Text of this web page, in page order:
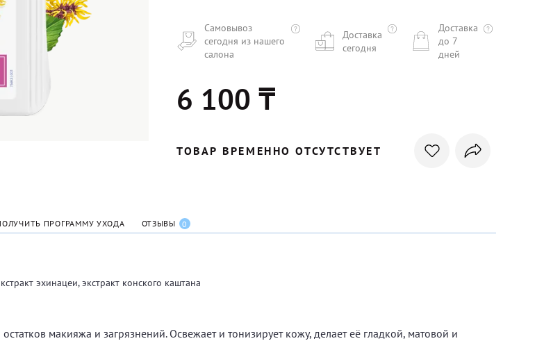
Самовывоз
сегодня из нашего
салона
Доставка
сегодня
Доставка
до 7
дней
6 100 ₸
ТОВАР ВРЕМЕННО ОТСУТСТВУЕТ
ПРОГРАММУ УХОДА ОТЗЫВЫ 0
эхинацеи, экстракт конского каштана
макияжа и загрязнений. Освежает и тонизирует кожу, делает её гладкой, матовой и